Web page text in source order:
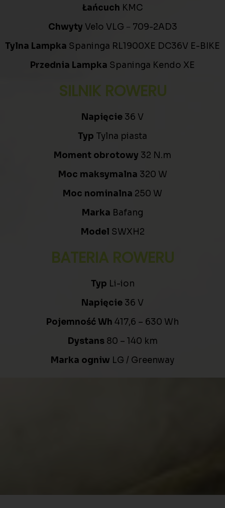
Łańcuch KMC
Chwyty Velo VLG－709-2AD3
Tylna Lampka Spaninga RL1900XE DC36V E-BIKE
Przednia Lampka Spaninga Kendo XE
SILNIK ROWERU
Napięcie 36 V
Typ Tylna piasta
Moment obrotowy 32 N.m
Moc maksymalna 320 W
Moc nominalna 250 W
Marka Bafang
Model SWXH2
BATERIA ROWERU
Typ Li-ion
Napięcie 36 V
Pojemność Wh 417,6 – 630 Wh
Dystans 80 – 140 km
Marka ogniw LG / Greenway